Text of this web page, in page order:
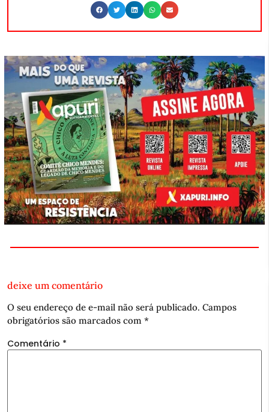
deixe um comentário
O seu endereço de e-mail não será publicado. Campos
obrigatórios são marcados com *
Comentário *